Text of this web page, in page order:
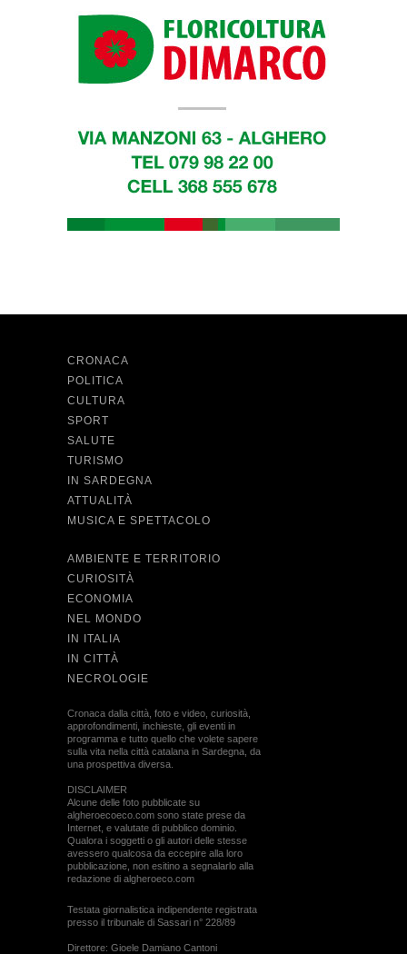
CRONACA
POLITICA
CULTURA
SPORT
SALUTE
TURISMO
IN SARDEGNA
ATTUALITÀ
MUSICA E SPETTACOLO
AMBIENTE E TERRITORIO
CURIOSITÀ
ECONOMIA
NEL MONDO
IN ITALIA
IN CITTÀ
NECROLOGIE
Cronaca dalla città, foto e video, curiosità,
approfondimenti, inchieste, gli eventi in
programma e tutto quello che volete sapere
sulla vita nella città catalana in Sardegna, da
una prospettiva diversa.
DISCLAIMER
Alcune delle foto pubblicate su
algheroecoeco.com sono state prese da
Internet, e valutate di pubblico dominio.
Qualora i soggetti o gli autori delle stesse
avessero qualcosa da eccepire alla loro
pubblicazione, non esitino a segnalarlo alla
redazione di algheroeco.com
Testata giornalistica indipendente registrata
presso il tribunale di Sassari n° 228/89
Direttore: Gioele Damiano Cantoni